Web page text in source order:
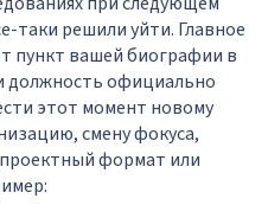
таки решили уйти. Главное
пункт вашей биографии в
должность официально
этот момент новому
смену фокуса,
формат или